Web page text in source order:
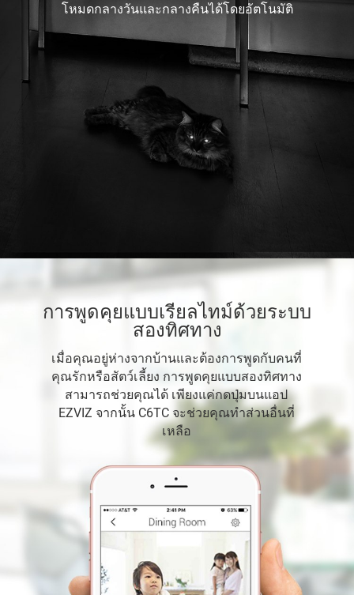
โหมดกลางวันและกลางคืนได้โดยอัตโนมัติ
การพูดคุยแบบเรียลไทม์ด้วยระบบ
สองทิศทาง
เมื่อคุณอยู่ห่างจากบ้านและต้องการพูดกับคนที่
คุณรักหรือสัตว์เลี้ยง การพูดคุยแบบสองทิศทาง
สามารถช่วยคุณได้ เพียงแค่กดปุ่มบนแอป
EZVIZ จากนั้น C6TC จะช่วยคุณทำส่วนอื่นที่
เหลือ